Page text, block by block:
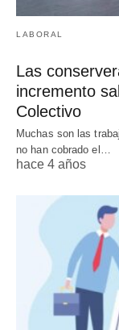
LABORAL
Las
incremento
Colectivo
Muchas son las
no han cobrado el…
hace 4 años